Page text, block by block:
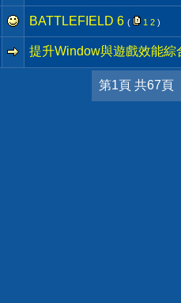
BATTLEFIELD 6 ( 1 2 )
提升Window與遊戲效能綜
第1頁 共67頁